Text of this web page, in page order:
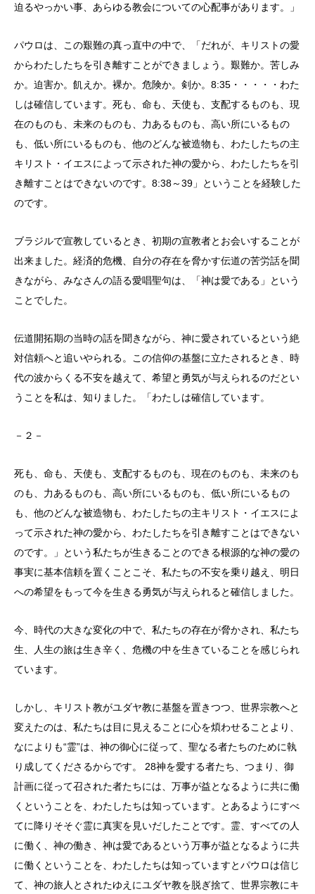
迫るやっかい事、あらゆる教会についての心配事があります。」
パウロは、この艱難の真っ直中の中で、「だれが、キリストの愛
からわたしたちを引き離すことができましょう。艱難か。苦しみ
か。迫害か。飢えか。裸か。危険か。剣か。8:35・・・・・わた
しは確信しています。死も、命も、天使も、支配するものも、現
在のものも、未来のものも、力あるものも、高い所にいるもの
も、低い所にいるものも、他のどんな被造物も、わたしたちの主
キリスト・イエスによって示された神の愛から、わたしたちを引
き離すことはできないのです。8:38～39」ということを経験した
のです。
ブラジルで宣教しているとき、初期の宣教者とお会いすることが
出来ました。経済的危機、自分の存在を脅かす伝道の苦労話を聞
きながら、みなさんの語る愛唱聖句は、「神は愛である」という
ことでした。
伝道開拓期の当時の話を聞きながら、神に愛されているという絶
対信頼へと追いやられる。この信仰の基盤に立たされるとき、時
代の波からくる不安を越えて、希望と勇気が与えられるのだとい
うことを私は、知りました。「わたしは確信しています。
－２－
死も、命も、天使も、支配するものも、現在のものも、未来のも
のも、力あるものも、高い所にいるものも、低い所にいるもの
も、他のどんな被造物も、わたしたちの主キリスト・イエスによ
って示された神の愛から、わたしたちを引き離すことはできない
のです。」という私たちが生きることのできる根源的な神の愛の
事実に基本信頼を置くことこそ、私たちの不安を乗り越え、明日
への希望をもって今を生きる勇気が与えられると確信しました。
今、時代の大きな変化の中で、私たちの存在が脅かされ、私たち
生、人生の旅は生き辛く、危機の中を生きていることを感じられ
ています。
しかし、キリスト教がユダヤ教に基盤を置きつつ、世界宗教へと
変えたのは、私たちは目に見えることに心を煩わせることより、
なによりも“霊”は、神の御心に従って、聖なる者たちのために執
り成してくださるからです。 28神を愛する者たち、つまり、御
計画に従って召された者たちには、万事が益となるように共に働
くということを、わたしたちは知っています。とあるようにすべ
てに降りそそぐ霊に真実を見いだしたことです。霊、すべての人
に働く、神の働き、神は愛であるという万事が益となるように共
に働くということを、わたしたちは知っていますとパウロは信じ
て、神の旅人とされたゆえにユダヤ教を脱ぎ捨て、世界宗教にキ